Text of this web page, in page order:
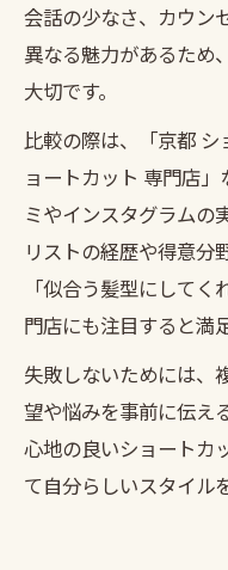
会話の少なさ、カウン
異なる魅力があるため
大切です。
比較の際は、「京都
ョートカット 専門店
ミやインスタグラムの
リストの経歴や得意分
「似合う髪型にして
門店にも注目すると満
失敗しないためには、
望や悩みを事前に伝え
心地の良いショートカ
て自分らしいスタイル